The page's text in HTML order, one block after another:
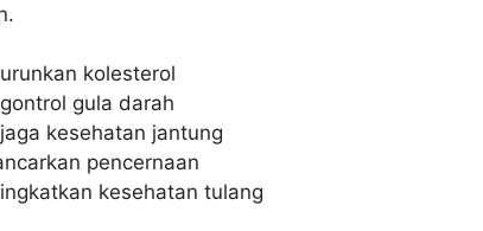
kolesterol
gula darah
kesehatan jantung
pencernaan
kesehatan tulang